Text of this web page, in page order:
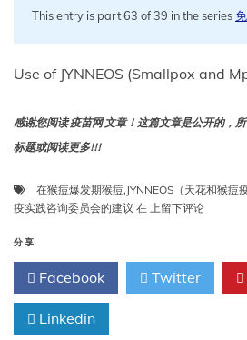
This entry is part 63 of 39 in the series
Use of JYNNEOS (Smallpox and
感谢您阅读 疫苗网 文章！这篇文章是公开的，
标题或阅读更多!!!
在猴痘爆发期猴痘, JYNNEOS（天花和猴痘
疫实践咨询委员会的建议 在 在
爆
发
期
上留下评论
分享
Facebook Twitter
Linkedin